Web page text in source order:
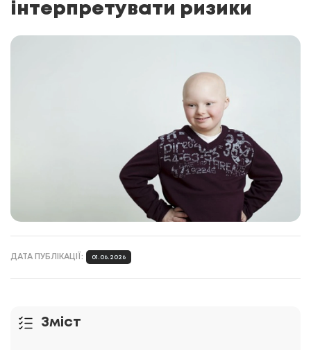
інтерпретувати ризики
ДАТА ПУБЛІКАЦІЇ: 01.06.2026
Зміст